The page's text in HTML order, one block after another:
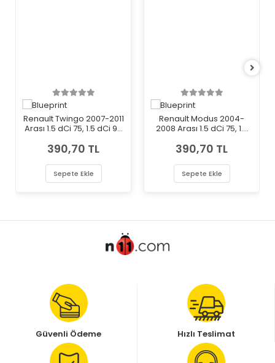
Renault Twingo 2007-2011
Arası 1.5 dCi 75, 1.5 dCi 90
Filtresi
390,70 TL
Sepete Ekle
Renault Modus 2004-
2008 Arası 1.5 dCi 75, 1.5
Polen Filtresi
390,70 TL
Sepete Ekle
Güvenli Ödeme Hızlı Teslimat